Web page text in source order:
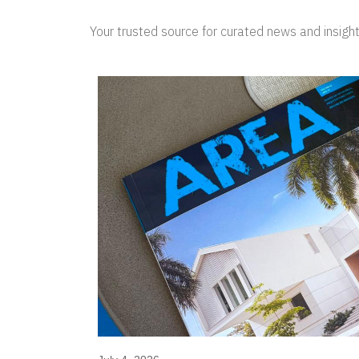
Your trusted source for curated news and